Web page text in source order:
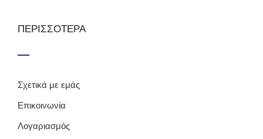
ΠΕΡΙΣΣΟΤΕΡΑ
Σχετικά με εμάς
Επικοινωνία
Λογαριασμός